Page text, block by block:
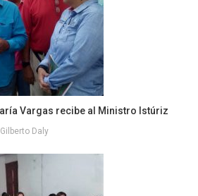
Vargas recibe al Ministro Istúriz
Gilberto Daly